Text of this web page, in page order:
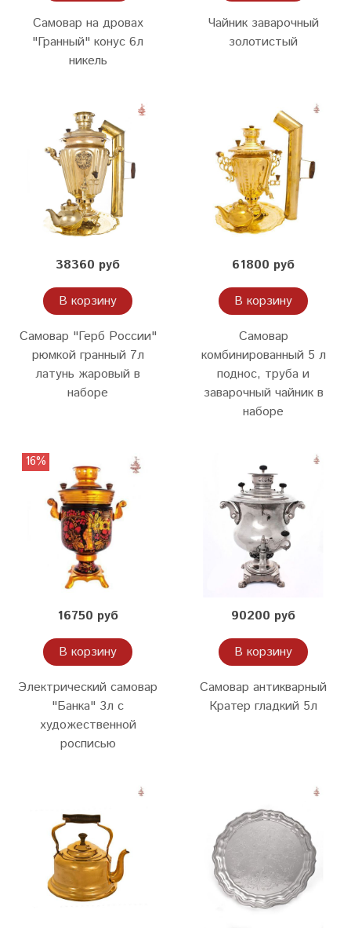
Самовар на дровах
"Гранный" конус 6л
никель
Чайник заварочный
золотистый
38360 руб
В корзину
Самовар "Герб России"
рюмкой гранный 7л
латунь жаровый в
наборе
61800 руб
В корзину
Самовар
комбинированный 5 л
поднос, труба и
заварочный чайник в
наборе
16%
16750 руб
В корзину
Электрический самовар
"Банка" 3л с
художественной
росписью
90200 руб
В корзину
Самовар антикварный
Кратер гладкий 5л